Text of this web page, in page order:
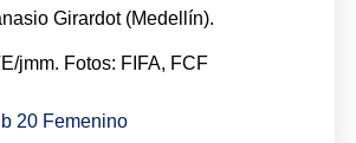
Girardot (Medellín).
jmm. Fotos: FIFA, FCF
20 Femenino